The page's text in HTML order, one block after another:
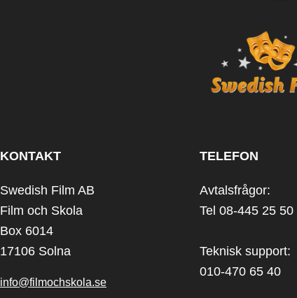
KONTAKT
Swedish Film AB
Film och Skola
Box 6014
17106 Solna
info@filmochskola.se
TELEFON
Avtalsfrågor:
Tel 08-445 25 50
Teknisk support:
010-470 65 40